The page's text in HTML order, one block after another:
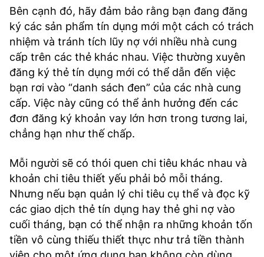
Bên cạnh đó, hãy đảm bảo rằng bạn đang đăng
ký các sản phẩm tín dụng mới một cách có trách
nhiệm và tránh tích lũy nợ với nhiều nhà cung
cấp trên các thẻ khác nhau. Việc thường xuyên
đăng ký thẻ tín dụng mới có thể dẫn đến việc
bạn rơi vào “danh sách đen” của các nhà cung
cấp. Việc này cũng có thể ảnh hưởng đến các
đơn đăng ký khoản vay lớn hơn trong tương lai,
chẳng hạn như thế chấp.
Mỗi người sẽ có thói quen chi tiêu khác nhau và
khoản chi tiêu thiết yếu phải bỏ mỗi tháng.
Nhưng nếu bạn quản lý chi tiêu cụ thể và đọc kỹ
các giao dịch thẻ tín dụng hay thẻ ghi nợ vào
cuối tháng, bạn có thể nhận ra những khoản tốn
tiền vô cùng thiếu thiết thực như trả tiền thành